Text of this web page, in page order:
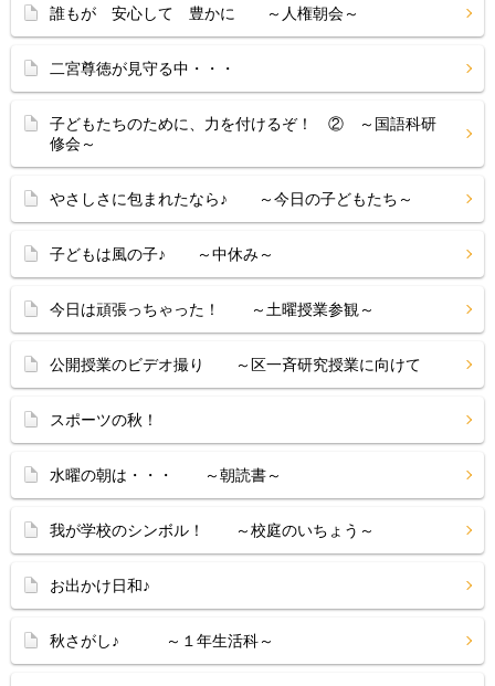
誰もが 安心して 豊かに ～人権朝会～
二宮尊徳が見守る中・・・
子どもたちのために、力を付けるぞ！ ② ～国語科研
修会～
やさしさに包まれたなら♪ ～今日の子どもたち～
子どもは風の子♪ ～中休み～
今日は頑張っちゃった！ ～土曜授業参観～
公開授業のビデオ撮り ～区一斉研究授業に向けて
スポーツの秋！
水曜の朝は・・・ ～朝読書～
我が学校のシンボル！ ～校庭のいちょう～
お出かけ日和♪
秋さがし♪ ～１年生活科～